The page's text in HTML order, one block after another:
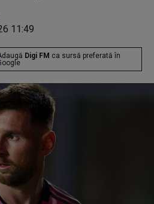
11:49
Digi FM ca sursă preferată în